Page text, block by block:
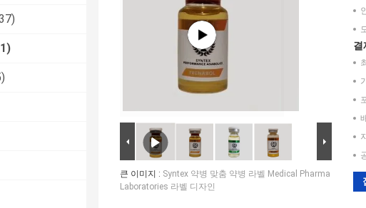
큰 이미지 : Syntex 약병 맞춤 약병 라벨 Medical Pharma
Laboratories 라벨 디자인
결